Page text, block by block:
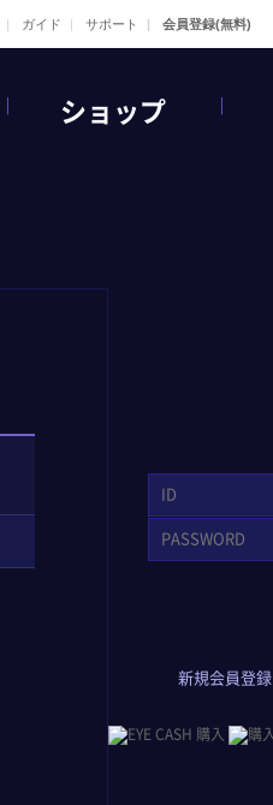
ガイド サポート 会員登録(無料)
ショップ
新規会員登録